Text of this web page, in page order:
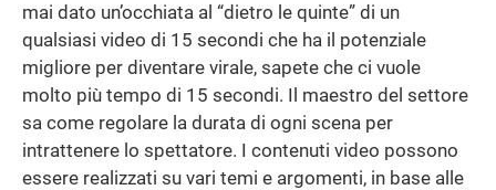
mai dato un’occhiata al “dietro le quinte” di un
qualsiasi video di 15 secondi che ha il potenziale
migliore per diventare virale, sapete che ci vuole
molto più tempo di 15 secondi. Il maestro del settore
sa come regolare la durata di ogni scena per
intrattenere lo spettatore. I contenuti video possono
essere realizzati su vari temi e argomenti, in base alle